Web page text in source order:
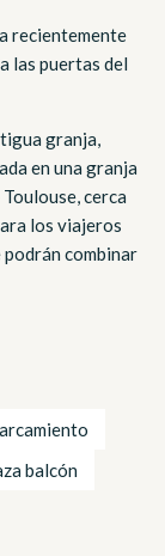
recientemente
las puertas del
granja,
en una granja
cerca
los viajeros
podrán combinar
balcón